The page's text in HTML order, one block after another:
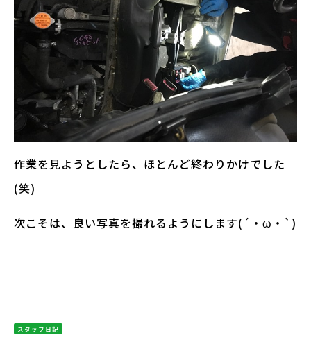
作業を見ようとしたら、ほとんど終わりかけでした
(笑)
次こそは、良い写真を撮れるようにします(´・ω・`)
スタッフ日記